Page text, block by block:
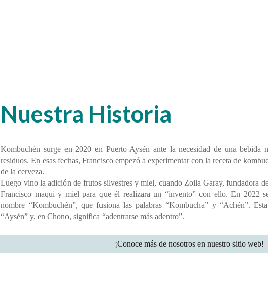
Nuestra Historia
Kombuchén surge en 2020 en Puerto Aysén ante la necesidad de una bebida
residuos. En esas fechas, Francisco empezó a experimentar con la receta de
de la cerveza.
Luego vino la adición de frutos silvestres y miel, cuando Zoila Garay, fundadora
Francisco maqui y miel para que él realizara un “invento” con ello. En 2022
nombre “Kombuchén”, que fusiona las palabras “Kombucha” y “Achén”.
“Aysén” y, en Chono, significa “adentrarse más adentro”.
¡Conoce más de nosotros en nuestro sitio web!